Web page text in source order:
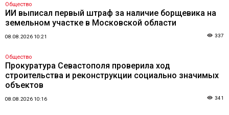
Общество
ИИ выписал первый штраф за наличие борщевика на
земельном участке в Московской области
08.08.2026 10:21 337
Общество
Прокуратура Севастополя проверила ход
строительства и реконструкции социально значимых
объектов
08.08.2026 10:16 341